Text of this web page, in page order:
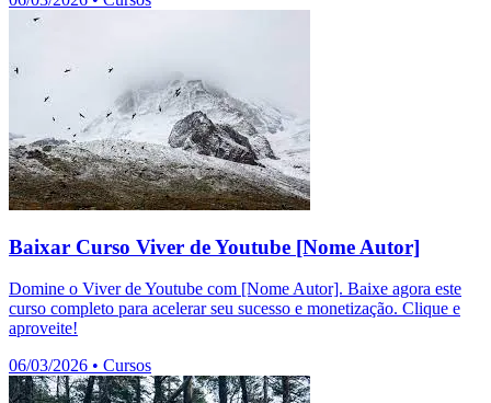
Baixar Curso Viver de Youtube [Nome Autor]
Domine o Viver de Youtube com [Nome Autor]. Baixe agora este
curso completo para acelerar seu sucesso e monetização. Clique e
aproveite!
06/03/2026 • Cursos